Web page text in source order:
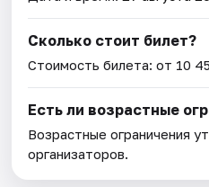
Сколько стоит билет?
Стоимость билета: от 10
Есть ли возрастные
Возрастные ограничения
организаторов.